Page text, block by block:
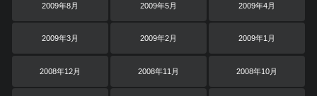
2009年8月 2009年5月 2009年4月
2009年3月 2009年2月 2009年1月
2008年12月 2008年11月 2008年10月